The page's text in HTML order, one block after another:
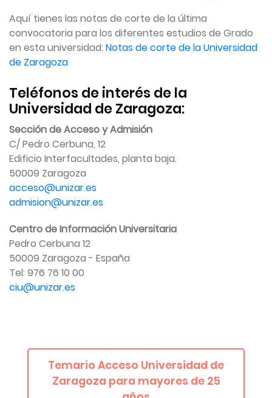
Aquí tienes las notas de corte de la última
convocatoria para los diferentes estudios de Grado
en esta universidad: Notas de corte de la Universidad
de Zaragoza
Teléfonos de interés de la
Universidad de Zaragoza:
Sección de Acceso y Admisión
C/ Pedro Cerbuna, 12
Edificio Interfacultades, planta baja.
50009 Zaragoza
acceso@unizar.es
admision@unizar.es
Centro de Información Universitaria
Pedro Cerbuna 12
50009 Zaragoza - España
Tel: 976 76 10 00
ciu@unizar.es
Temario Acceso Universidad de
Zaragoza para mayores de 25